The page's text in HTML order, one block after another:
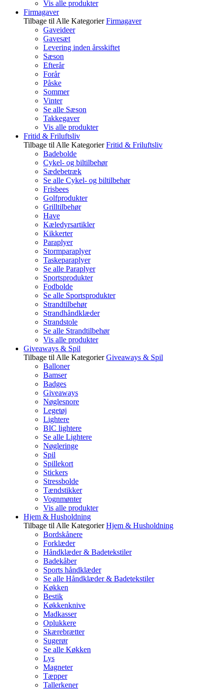
Vis alle produkter
Firmagaver
Tilbage til Alle Kategorier Firmagaver
Gaveideer
Gavesæt
Levering inden årsskiftet
Sæson
Efterår
Forår
Påske
Sommer
Vinter
Se alle Sæson
Takkegaver
Vis alle produkter
Fritid & Friluftsliv
Tilbage til Alle Kategorier Fritid & Friluftsliv
Badebolde
Cykel- og biltilbehør
Sædebetræk
Se alle Cykel- og biltilbehør
Frisbees
Golfprodukter
Grilltilbehør
Have
Kæledyrsartikler
Kikkerter
Paraplyer
Stormparaplyer
Taskeparaplyer
Se alle Paraplyer
Sportsprodukter
Fodbolde
Se alle Sportsprodukter
Strandtilbehør
Strandhåndklæder
Strandstole
Se alle Strandtilbehør
Vis alle produkter
Giveaways & Spil
Tilbage til Alle Kategorier Giveaways & Spil
Balloner
Bamser
Badges
Giveaways
Nøglesnore
Legetøj
Lightere
BIC lightere
Se alle Lightere
Nøgleringe
Spil
Spillekort
Stickers
Stressbolde
Tændstikker
Vognmønter
Vis alle produkter
Hjem & Husholdning
Tilbage til Alle Kategorier Hjem & Husholdning
Bordskånere
Forklæder
Håndklæder & Badetekstiler
Badekåber
Sports håndklæder
Se alle Håndklæder & Badetekstiler
Køkken
Bestik
Køkkenknive
Madkasser
Oplukkere
Skærebrætter
Sugerør
Se alle Køkken
Lys
Magneter
Tæpper
Tallerkener